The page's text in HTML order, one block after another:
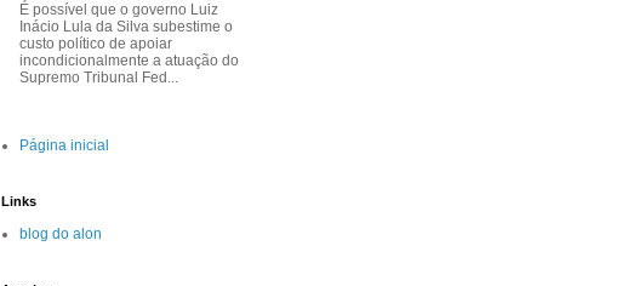
É possível que o governo Luiz
Inácio Lula da Silva subestime o
custo político de apoiar
incondicionalmente a atuação do
Supremo Tribunal Fed...
Página inicial
Links
blog do alon